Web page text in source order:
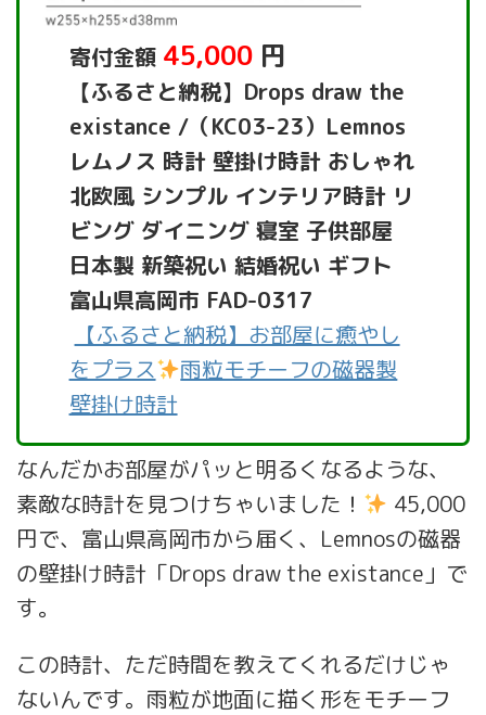
寄付金額 45,000円
【ふるさと納税】Drops draw the
existance /（KC03-23）Lemnos
レムノス 時計 壁掛け時計 おしゃれ
北欧風 シンプル インテリア時計 リ
ビング ダイニング 寝室 子供部屋
日本製 新築祝い 結婚祝い ギフト
富山県高岡市 FAD-0317
【ふるさと納税】お部屋に癒やし
をプラス
雨粒モチーフの磁器製
壁掛け時計
なんだかお部屋がパッと明るくなるような、
素敵な時計を見つけちゃいました！
45,000
円で、富山県高岡市から届く、Lemnosの磁器
の壁掛け時計「Drops draw the existance」で
す。
この時計、ただ時間を教えてくれるだけじゃ
ないんです。雨粒が地面に描く形をモチーフ